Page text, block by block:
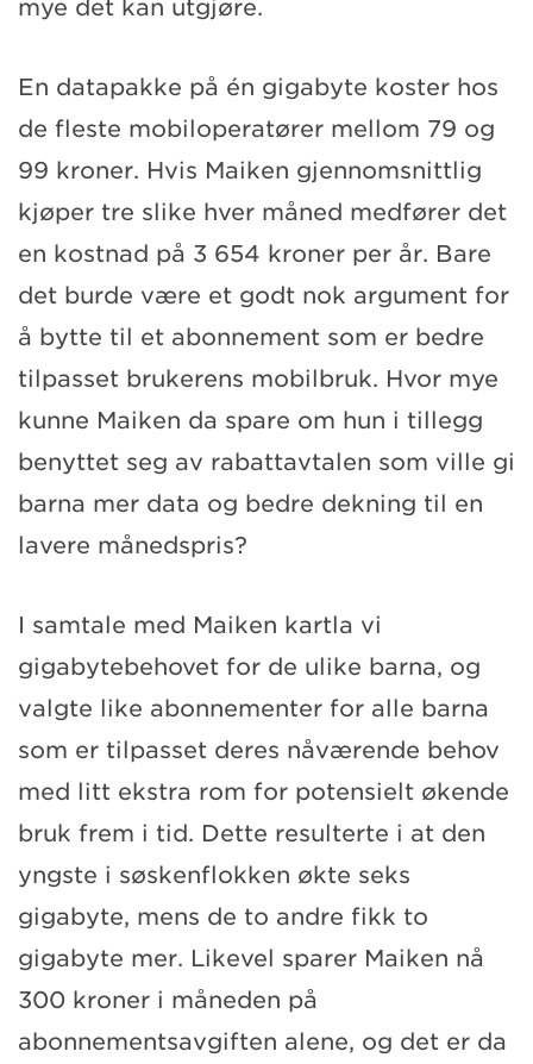
mye det kan utgjøre.
En datapakke på én gigabyte koster hos
de fleste mobiloperatører mellom 79 og
99 kroner. Hvis Maiken gjennomsnittlig
kjøper tre slike hver måned medfører det
en kostnad på 3 654 kroner per år. Bare
det burde være et godt nok argument for
å bytte til et abonnement som er bedre
tilpasset brukerens mobilbruk. Hvor mye
kunne Maiken da spare om hun i tillegg
benyttet seg av rabattavtalen som ville gi
barna mer data og bedre dekning til en
lavere månedspris?
I samtale med Maiken kartla vi
gigabytebehovet for de ulike barna, og
valgte like abonnementer for alle barna
som er tilpasset deres nåværende behov
med litt ekstra rom for potensielt økende
bruk frem i tid. Dette resulterte i at den
yngste i søskenflokken økte seks
gigabyte, mens de to andre fikk to
gigabyte mer. Likevel sparer Maiken nå
300 kroner i måneden på
abonnementsavgiften alene, og det er da